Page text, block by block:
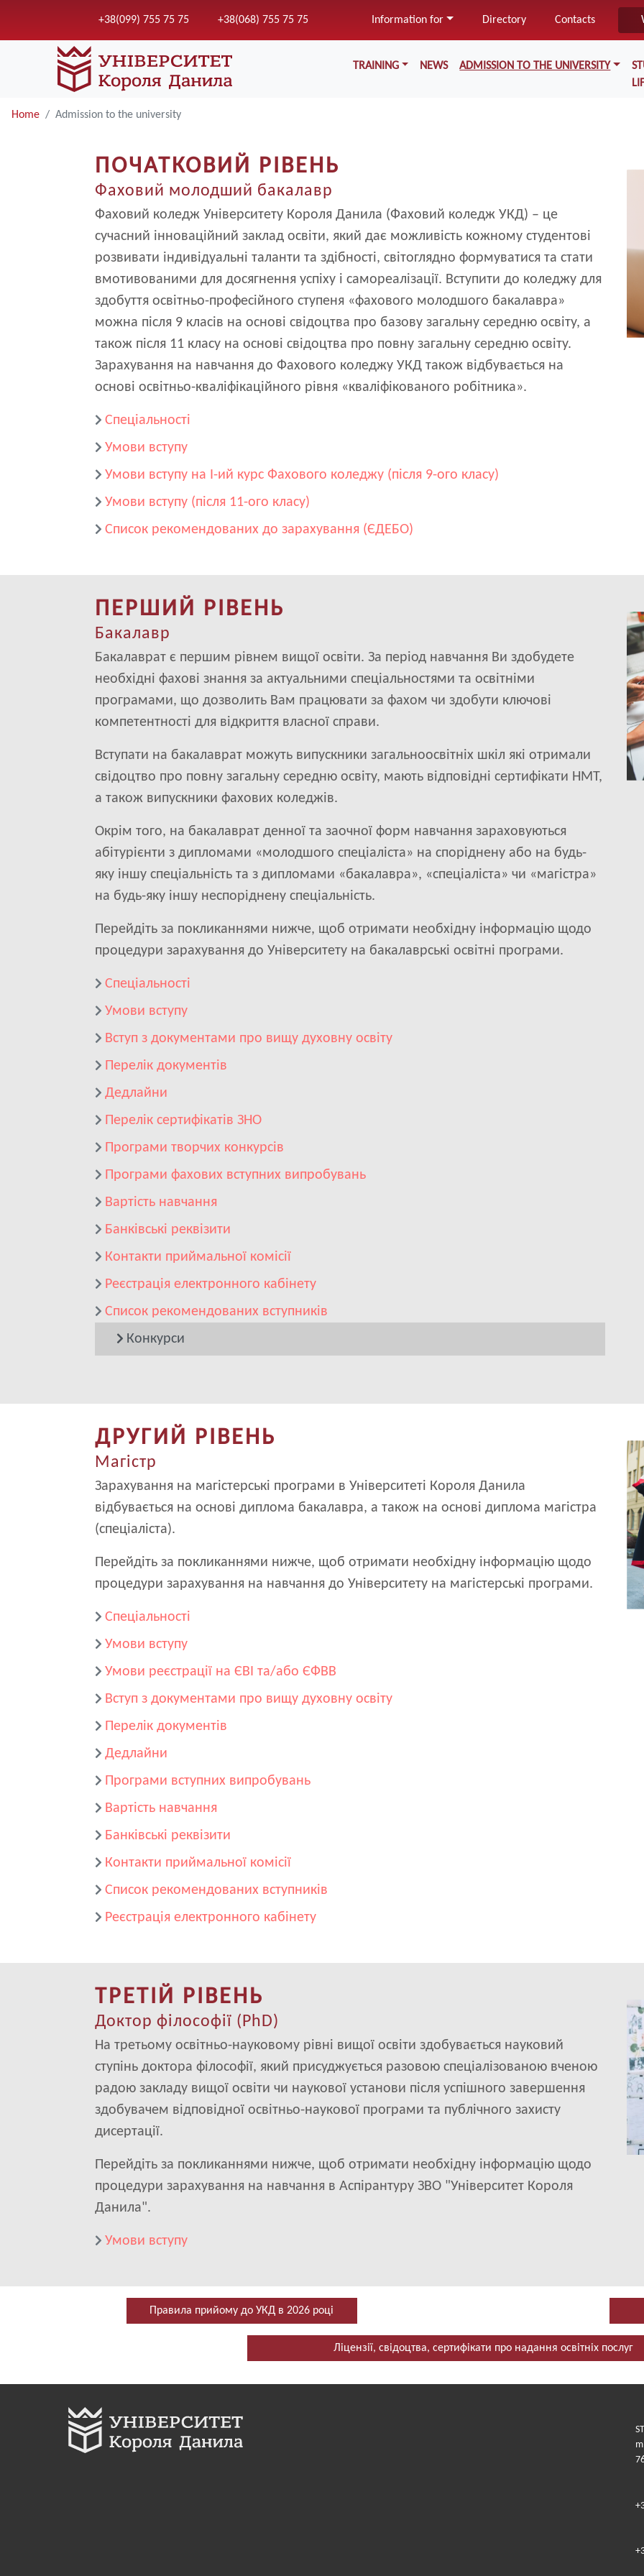
to
main
content
+38(099) 755 75 75 +38(068) 755 75 75 Information for Directory Contacts
Меню у хедері
TRAINING NEWS ADMISSION TO THE UNIVERSITY
Home Admission to the university
ПОЧАТКОВИЙ РІВЕНЬ
Фаховий молодший бакалавр
Фаховий коледж Університету Короля Данила (Фаховий коледж УКД) – це
сучасний інноваційний заклад освіти, який дає можливість кожному студентові
розвивати індивідуальні таланти та здібності, світоглядно формуватися та стати
вмотивованими для досягнення успіху і самореалізації. Вступити до коледжу для
здобуття освітньо-професійного ступеня «фахового молодшого бакалавра»
можна після 9 класів на основі свідоцтва про базову загальну середню освіту, а
також після 11 класу на основі свідоцтва про повну загальну середню освіту.
Зарахування на навчання до Фахового коледжу УКД також відбувається на
основі освітньо-кваліфікаційного рівня «кваліфікованого робітника».
Спеціальності
Умови вступу
Умови вступу на I-ий курс Фахового коледжу (після 9-ого класу)
Умови вступу (після 11-ого класу)
Список рекомендованих до зарахування (ЄДЕБО)
ПЕРШИЙ РІВЕНЬ
Бакалавр
Бакалаврат є першим рівнем вищої освіти. За період навчання Ви здобудете
необхідні фахові знання за актуальними спеціальностями та освітніми
програмами, що дозволить Вам працювати за фахом чи здобути ключові
компетентності для відкриття власної справи.
Вступати на бакалаврат можуть випускники загальноосвітніх шкіл які отримали
свідоцтво про повну загальну середню освіту, мають відповідні сертифікати НМТ,
а також випускники фахових коледжів.
Окрім того, на бакалаврат денної та заочної форм навчання зараховуються
абітурієнти з дипломами «молодшого спеціаліста» на споріднену або на будь-
яку іншу спеціальність та з дипломами «бакалавра», «спеціаліста» чи «магістра»
на будь-яку іншу неспоріднену спеціальність.
Перейдіть за покликаннями нижче, щоб отримати необхідну інформацію щодо
процедури зарахування до Університету на бакалаврські освітні програми.
Спеціальності
Умови вступу
Вступ з документами про вищу духовну освіту
Перелік документів
Дедлайни
Перелік сертифікатів ЗНО
Програми творчих конкурсів
Програми фахових вступних випробувань
Вартість навчання
Банківські реквізити
Контакти приймальної комісії
Реєстрація електронного кабінету
Список рекомендованих вступників
Конкурси
ДРУГИЙ РІВЕНЬ
Магістр
Зарахування на магістерські програми в Університеті Короля Данила
відбувається на основі диплома бакалавра, а також на основі диплома магістра
(спеціаліста).
Перейдіть за покликаннями нижче, щоб отримати необхідну інформацію щодо
процедури зарахування на навчання до Університету на магістерські програми.
Спеціальності
Умови вступу
Умови реєстрації на ЄВІ та/або ЄФВВ
Вступ з документами про вищу духовну освіту
Перелік документів
Дедлайни
Програми вступних випробувань
Вартість навчання
Банківські реквізити
Контакти приймальної комісії
Список рекомендованих вступників
Реєстрація електронного кабінету
ТРЕТІЙ РІВЕНЬ
Доктор філософії (PhD)
На третьому освітньо-науковому рівні вищої освіти здобувається науковий
ступінь доктора філософії, який присуджується разовою спеціалізованою вченою
радою закладу вищої освіти чи наукової установи після успішного завершення
здобувачем відповідної освітньо-наукової програми та публічного захисту
дисертації.
Перейдіть за покликаннями нижче, щоб отримати необхідну інформацію щодо
процедури зарахування на навчання в Аспірантуру ЗВО "Університет Короля
Данила".
Умови вступу
Правила прийому до УКД в 2026 році
Ліцензії, свідоцтва, сертифікати про надання освітніх послуг